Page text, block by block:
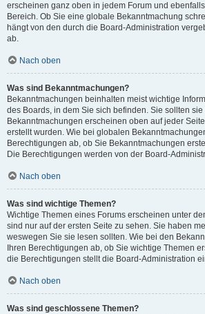
erscheinen ganz oben in jedem Forum und
Bereich. Ob Sie eine globale Bekanntmachung
hängt von den durch die Board-Administration
ab.
Nach oben
Was sind Bekanntmachungen?
Bekanntmachungen beinhalten meist wichtige
des Boards, in dem Sie sich befinden. Sie sollten sie
Bekanntmachungen erscheinen oben auf jeder
erstellt wurden. Wie bei globalen
Berechtigungen ab, ob Sie Bekanntmachungen
Die Berechtigungen werden von der Board-
Nach oben
Was sind wichtige Themen?
Wichtige Themen eines Forums erscheinen unter
sind nur auf der ersten Seite zu sehen. Sie haben
weswegen Sie sie lesen sollten. Wie bei den
Ihren Berechtigungen ab, ob Sie wichtige Themen
die Berechtigungen stellt die Board-Administration
Nach oben
Was sind geschlossene Themen?